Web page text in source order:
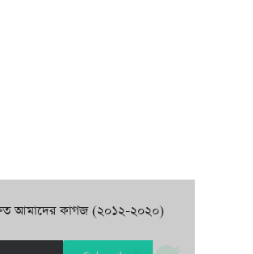
আমাদের কাগজ (২০১২-২০২০)